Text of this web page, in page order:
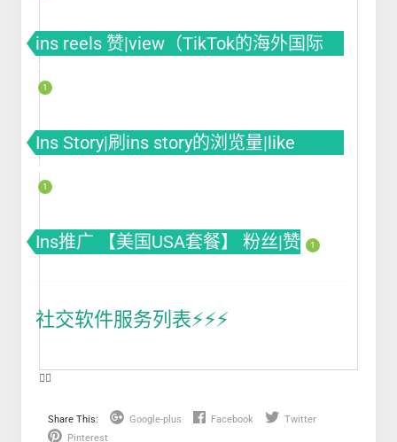
ins reels 赞|view（TikTok的海外国际
版）
1
Ins Story|刷ins story的浏览量|like
赞|impression曝光|投票Poll
1
Ins推广 【美国USA套餐】 粉丝|赞 1
社交软件服务列表⚡️⚡️⚡️
❤️‍🔥
Share This: Google-plus Facebook
Twitter
Pinterest